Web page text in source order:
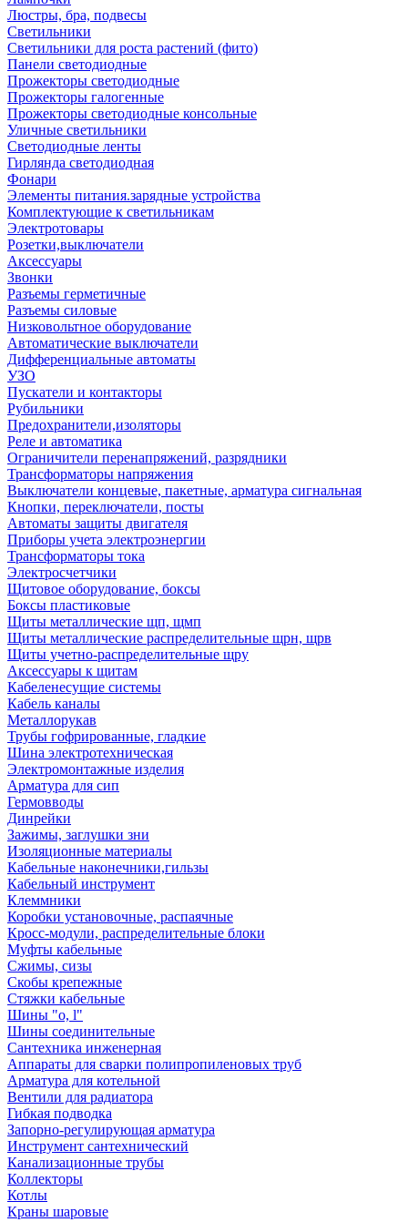
Люстры, бра, подвесы
Светильники
Светильники для роста растений (фито)
Панели светодиодные
Прожекторы светодиодные
Прожекторы галогенные
Прожекторы светодиодные консольные
Уличные светильники
Светодиодные ленты
Гирлянда светодиодная
Фонари
Элементы питания.зарядные устройства
Комплектующие к светильникам
Электротовары
Розетки,выключатели
Аксессуары
Звонки
Разъемы герметичные
Разъемы силовые
Низковольтное оборудование
Автоматические выключатели
Дифференциальные автоматы
УЗО
Пускатели и контакторы
Рубильники
Предохранители,изоляторы
Реле и автоматика
Ограничители перенапряжений, разрядники
Трансформаторы напряжения
Выключатели концевые, пакетные, арматура сигнальная
Кнопки, переключатели, посты
Автоматы защиты двигателя
Приборы учета электроэнергии
Трансформаторы тока
Электросчетчики
Щитовое оборудование, боксы
Боксы пластиковые
Щиты металлические щп, щмп
Щиты металлические распределительные щрн, щрв
Щиты учетно-распределительные щру
Аксессуары к щитам
Кабеленесущие системы
Кабель каналы
Металлорукав
Трубы гофрированные, гладкие
Шина электротехническая
Электромонтажные изделия
Арматура для сип
Гермовводы
Динрейки
Зажимы, заглушки зни
Изоляционные материалы
Кабельные наконечники,гильзы
Кабельный инструмент
Клеммники
Коробки установочные, распаячные
Кросс-модули, распределительные блоки
Муфты кабельные
Сжимы, сизы
Скобы крепежные
Стяжки кабельные
Шины "o, l"
Шины соединительные
Сантехника инженерная
Аппараты для сварки полипропиленовых труб
Арматура для котельной
Вентили для радиатора
Гибкая подводка
Запорно-регулирующая арматура
Инструмент сантехнический
Канализационные трубы
Коллекторы
Котлы
Краны шаровые